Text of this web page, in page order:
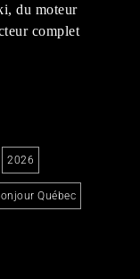
du moteur
complet
2026
Québec